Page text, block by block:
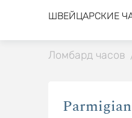
ШВЕЙЦАРСКИЕ
Ломбард часов